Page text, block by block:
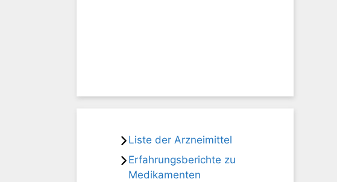
Liste der Arzneimittel
Erfahrungsberichte zu
Medikamenten